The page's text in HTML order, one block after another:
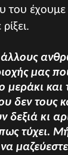
του
άλλους
μας
μεράκι και
δεν τους
δεξιά κι
τύχει.
μαζεύεστε